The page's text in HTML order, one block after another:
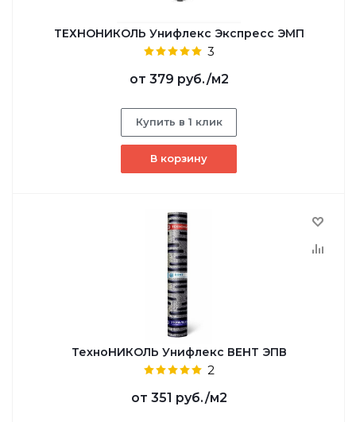
ТЕХНОНИКОЛЬ Унифлекс Экспресс ЭМП
3
от 379 руб./м2
Купить в 1 клик
В корзину
ТехноНИКОЛЬ Унифлекс ВЕНТ ЭПВ
2
от 351 руб./м2